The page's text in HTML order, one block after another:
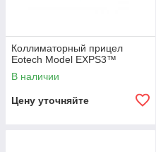
Коллиматорный прицел
Eotech Model EXPS3™
В наличии
Цену уточняйте